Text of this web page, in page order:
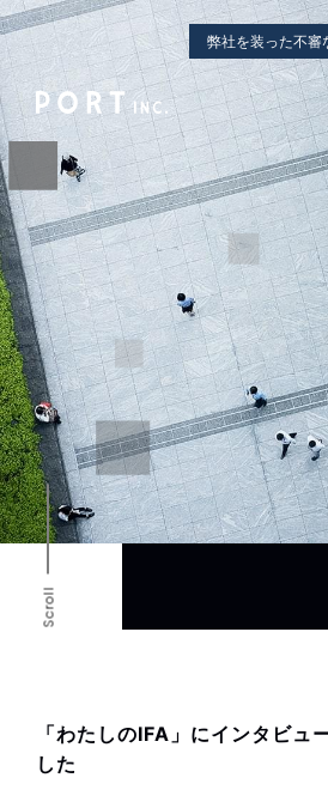
弊社を装った不審
Scroll
「わたしのIFA」にインタビュ
した